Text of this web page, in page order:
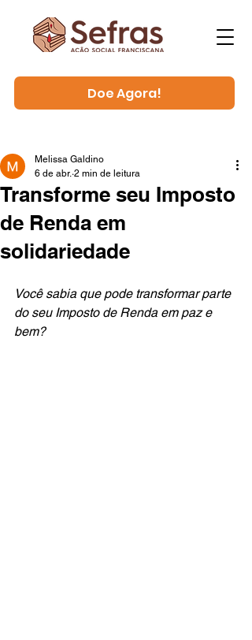
Doe Agora!
Transforme seu Imposto
de Renda em
solidariedade
Melissa Galdino
6 de abr. 2 min de leitura
Você sabia que pode transformar parte
do seu Imposto de Renda em paz e
bem?